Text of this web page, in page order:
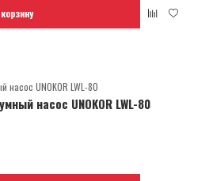
насос UNOKOR LWL-80